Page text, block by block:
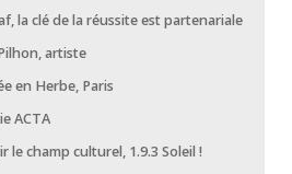
la clé de la réussite est partenariale
artiste
en Herbe, Paris
ACTA
le champ culturel, 1.9.3 Soleil !